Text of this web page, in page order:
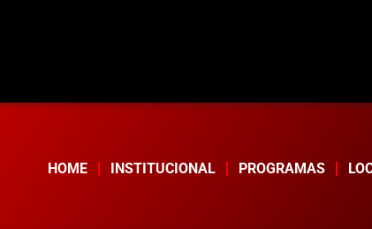
HOME INSTITUCIONAL PROGRAMAS